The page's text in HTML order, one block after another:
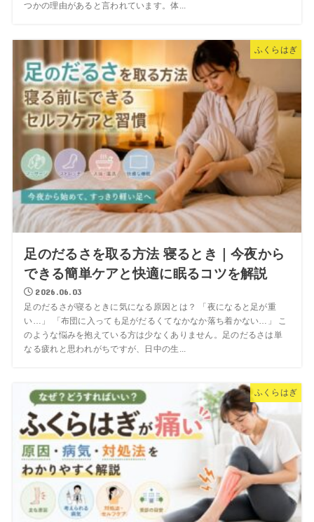
つかの理由があると言われています。体...
ふくらはぎ
足のだるさを取る方法 寝るとき｜今夜から
できる簡単ケアと快適に眠るコツを解説
2026.06.03
足のだるさが寝るときに気になる原因とは？ 「夜になると足が重
い…」 「布団に入っても足がだるくてなかなか落ち着かない…」 こ
のような悩みを抱えている方は少なくありません。足のだるさは単
なる疲れと思われがちですが、日中の生...
ふくらはぎ